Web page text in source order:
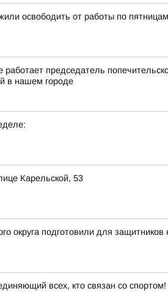
освободить от работы по пятницам
председатель
в нашем городе
Карельской, 53
округа подготовили для
всех, кто связан со спортом!